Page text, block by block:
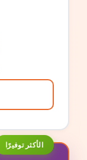
الأكثر توفيرًا